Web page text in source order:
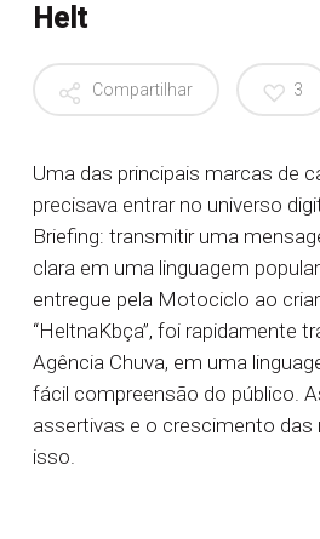
Compartilhar 3
Uma das principais marcas de
precisava entrar no universo
Briefing: transmitir uma
clara em uma linguagem
entregue pela Motociclo ao
“HeltnaKbça”, foi rapidamente
Agência Chuva, em uma
fácil compreensão do público.
assertivas e o crescimento das
isso.
Helt